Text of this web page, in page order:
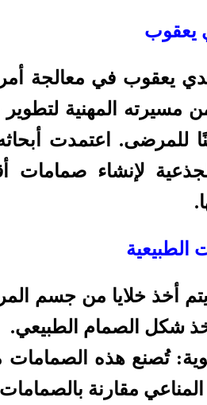
يعقوب
يعقوب في معالجة
مسيرته المهنية
للمرضى. اعتمدت
الجذعية لإنشاء
الطبيعية
أخذ خلايا من جسم
شكل الصمام الطبيعي.
تُصنع هذه
مقارنة بالصمامات